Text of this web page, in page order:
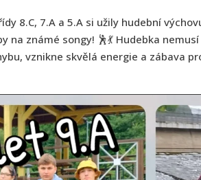
8.C, 7.A a 5.A si užily hudební
známé songy! 🕺💃 Hudebka
vznikne skvělá energie a zábava